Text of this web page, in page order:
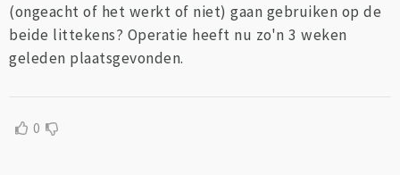
(ongeacht of het werkt of niet) gaan gebruiken op de
beide littekens? Operatie heeft nu zo'n 3 weken
geleden plaatsgevonden.
0